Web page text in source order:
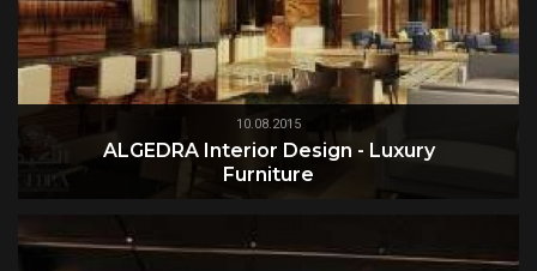
10.08.2015
ALGEDRA Interior Design - Luxury
Furniture